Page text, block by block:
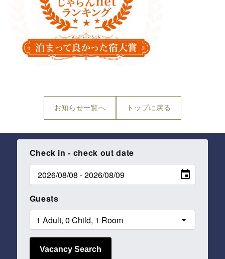
お知らせ一覧へ トップに戻る
Check in - check out date
Guests
Vacancy Search